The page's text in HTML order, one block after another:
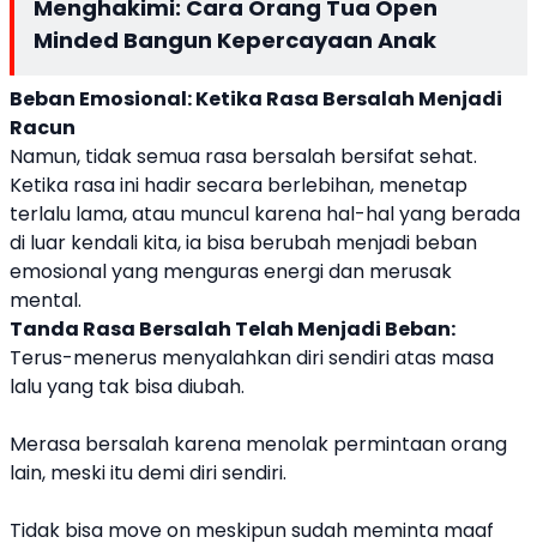
Menghakimi: Cara Orang Tua Open
Minded Bangun Kepercayaan Anak
Beban Emosional: Ketika Rasa Bersalah Menjadi
Racun
Namun, tidak semua rasa bersalah bersifat sehat.
Ketika rasa ini hadir secara berlebihan, menetap
terlalu lama, atau muncul karena hal-hal yang berada
di luar kendali kita, ia bisa berubah menjadi beban
emosional yang menguras energi dan merusak
mental.
Tanda Rasa Bersalah Telah Menjadi Beban:
Terus-menerus menyalahkan diri sendiri atas masa
lalu yang tak bisa diubah.
Merasa bersalah karena menolak permintaan orang
lain, meski itu demi diri sendiri.
Tidak bisa move on meskipun sudah meminta maaf